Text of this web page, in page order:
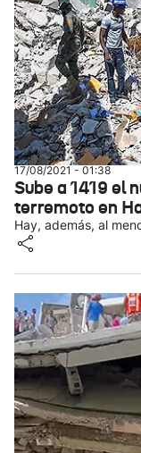
17/08/2021 - 01:38
Sube a 1419 el
terremoto en
Hay, además, al